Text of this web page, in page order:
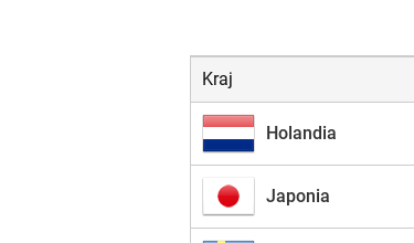
Kraj
Holandia
Japonia